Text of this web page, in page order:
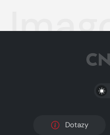
Dotazy